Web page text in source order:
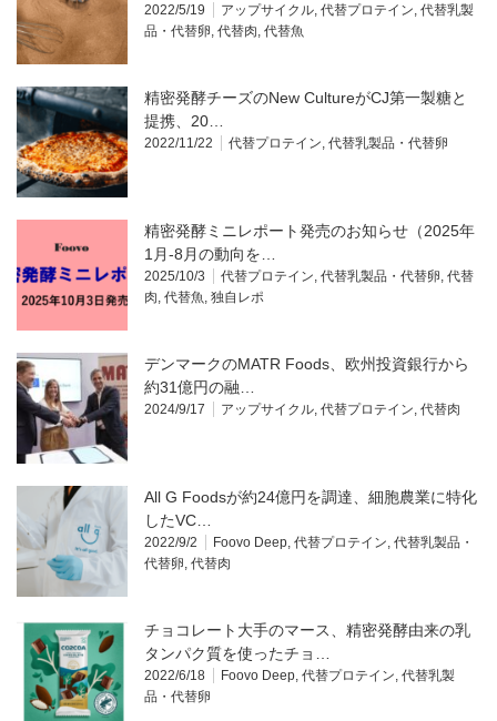
2022/5/19 アップサイクル, 代替プロテイン, 代替乳製
品・代替卵, 代替肉, 代替魚
精密発酵チーズのNew CultureがCJ第一製糖と
提携、20…
2022/11/22 代替プロテイン, 代替乳製品・代替卵
精密発酵ミニレポート発売のお知らせ（2025年
1月-8月の動向を…
2025/10/3 代替プロテイン, 代替乳製品・代替卵, 代替
肉, 代替魚, 独自レポ
デンマークのMATR Foods、欧州投資銀行から
約31億円の融…
2024/9/17 アップサイクル, 代替プロテイン, 代替肉
All G Foodsが約24億円を調達、細胞農業に特化
したVC…
2022/9/2 Foovo Deep, 代替プロテイン, 代替乳製品・
代替卵, 代替肉
チョコレート大手のマース、精密発酵由来の乳
タンパク質を使ったチョ…
2022/6/18 Foovo Deep, 代替プロテイン, 代替乳製
品・代替卵